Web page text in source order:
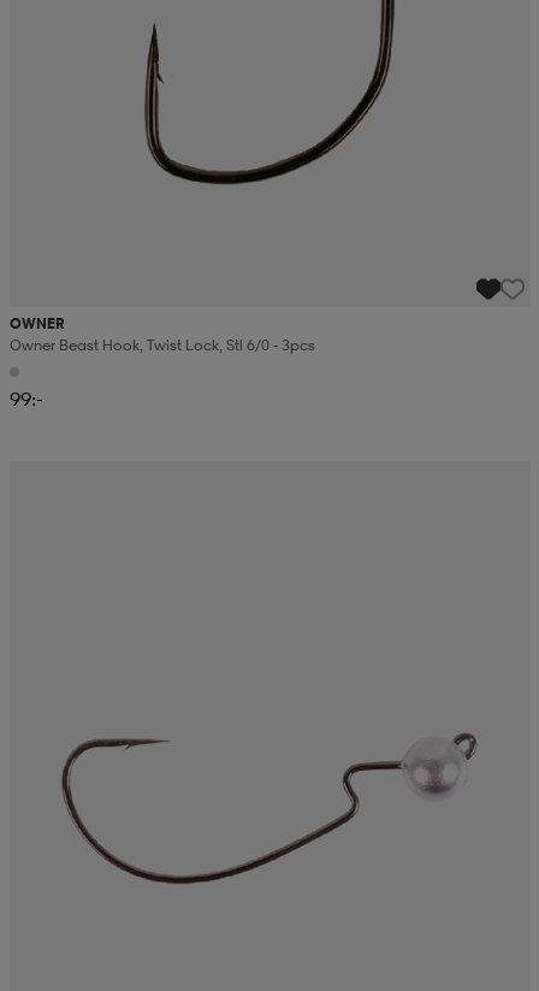
OWNER
Owner Beast Hook, Twist Lock, Stl 6/0 - 3pcs
99:-